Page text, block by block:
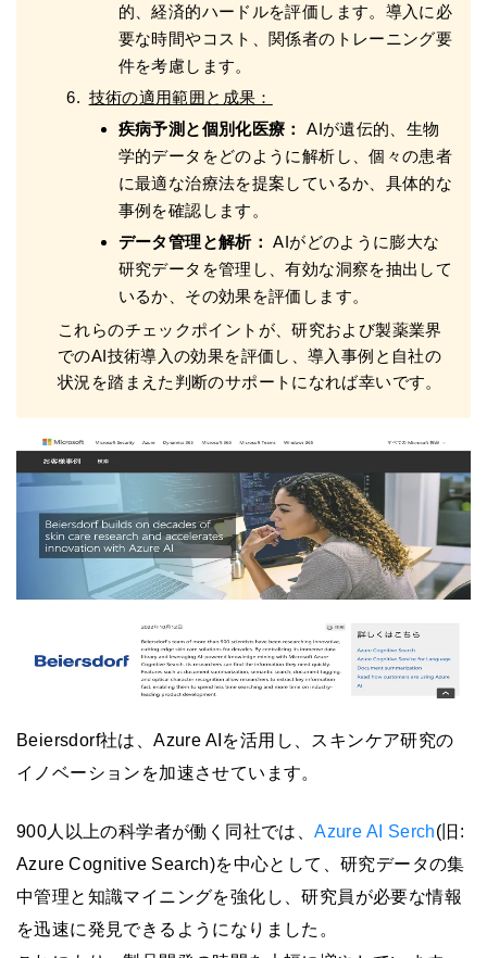
的、経済的ハードルを評価します。導入に必
要な時間やコスト、関係者のトレーニング要
件を考慮します。
技術の適用範囲と成果：
疾病予測と個別化医療：
AIが遺伝的、生物
学的データをどのように解析し、個々の患者
に最適な治療法を提案しているか、具体的な
事例を確認します。
データ管理と解析： AIがどのように膨大な
研究データを管理し、有効な洞察を抽出して
いるか、その効果を評価します。
これらのチェックポイントが、研究および製薬業界
でのAI技術導入の効果を評価し、導入事例と自社の
状況を踏まえた判断のサポートになれば幸いです。
Beiersdorf社は、Azure AIを活用し、スキンケア研究の
イノベーションを加速させています。
900人以上の科学者が働く同社では、Azure AI Serch(旧:
Azure Cognitive Search)を中心として、研究データの集
中管理と知識マイニングを強化し、研究員が必要な情報
を迅速に発見できるようになりました。